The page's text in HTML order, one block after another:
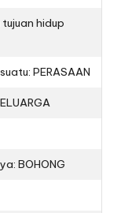
hidup
PERASAAN
BOHONG